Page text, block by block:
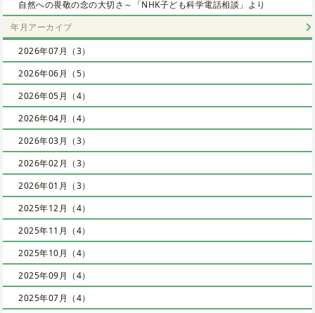
自然への畏敬の念の大切さ～「NHK子ども科学電話相談」より
年月アーカイブ
2026年07月（3）
2026年06月（5）
2026年05月（4）
2026年04月（4）
2026年03月（3）
2026年02月（3）
2026年01月（3）
2025年12月（4）
2025年11月（4）
2025年10月（4）
2025年09月（4）
2025年07月（4）